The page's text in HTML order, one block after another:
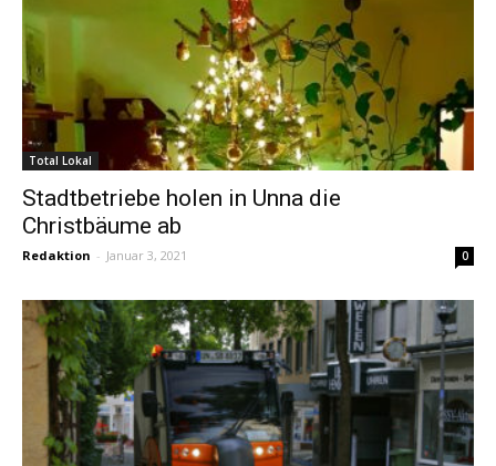
Total Lokal
Stadtbetriebe holen in Unna die
Christbäume ab
Redaktion - Januar 3, 2021 0